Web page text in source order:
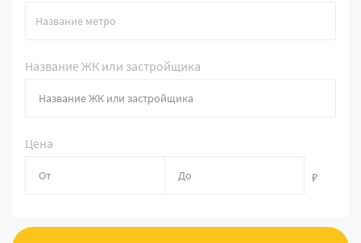
Название ЖК или застройщика
Цена
₽